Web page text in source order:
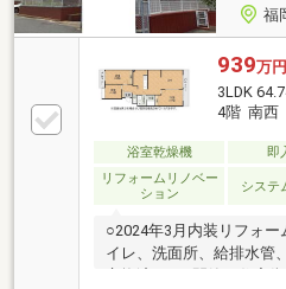
福
939万円
3LDK
4階 南西
浴室乾燥機 即
リフォームリノベー
ション
システ
○2024年3月内装リフォ
イレ、洗面所、給排水管